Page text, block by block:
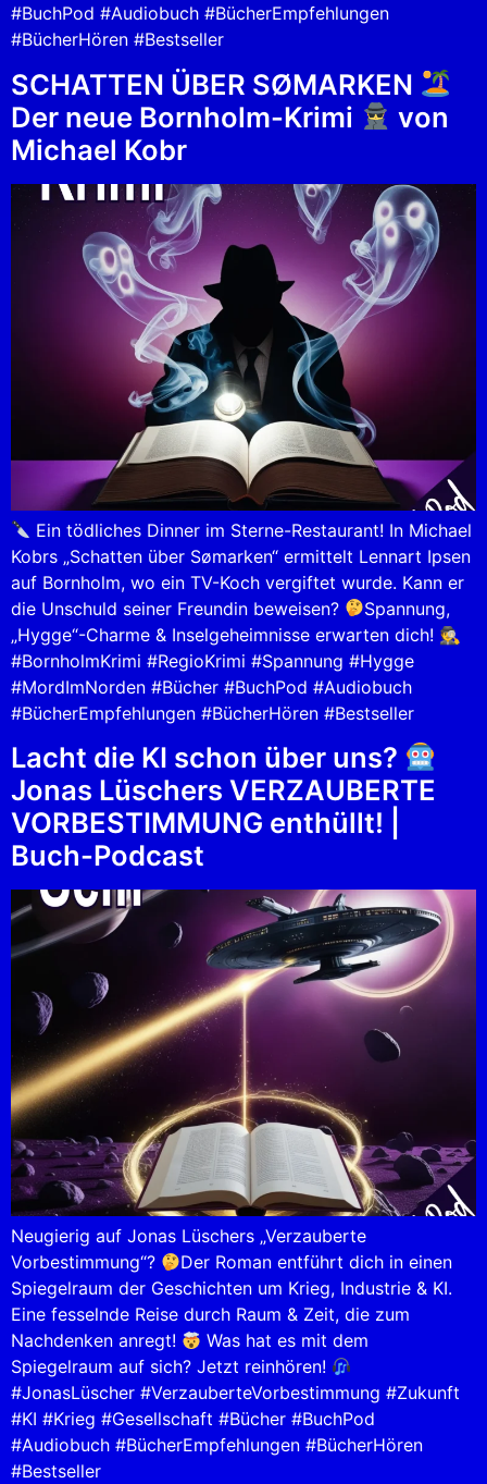
#BuchPod #Audiobuch #BücherEmpfehlungen
#BücherHören #Bestseller
SCHATTEN ÜBER SØMARKEN
Der neue Bornholm-Krimi
von
Michael Kobr
Ein tödliches Dinner im Sterne-Restaurant! In Michael
Kobrs „Schatten über Sømarken“ ermittelt Lennart Ipsen
auf Bornholm, wo ein TV-Koch vergiftet wurde. Kann er
die Unschuld seiner Freundin beweisen?
Spannung,
„Hygge“-Charme & Inselgeheimnisse erwarten dich! 🕵
#BornholmKrimi #RegioKrimi #Spannung #Hygge
#MordImNorden #Bücher #BuchPod #Audiobuch
#BücherEmpfehlungen #BücherHören #Bestseller
Lacht die KI schon über uns?
Jonas Lüschers VERZAUBERTE
VORBESTIMMUNG enthüllt! |
Buch-Podcast
Neugierig auf Jonas Lüschers „Verzauberte
Vorbestimmung“?
Der Roman entführt dich in einen
Spiegelraum der Geschichten um Krieg, Industrie & KI.
Eine fesselnde Reise durch Raum & Zeit, die zum
Nachdenken anregt!
Was hat es mit dem
Spiegelraum auf sich? Jetzt reinhören!
#JonasLüscher #VerzauberteVorbestimmung #Zukunft
#KI #Krieg #Gesellschaft #Bücher #BuchPod
#Audiobuch #BücherEmpfehlungen #BücherHören
#Bestseller